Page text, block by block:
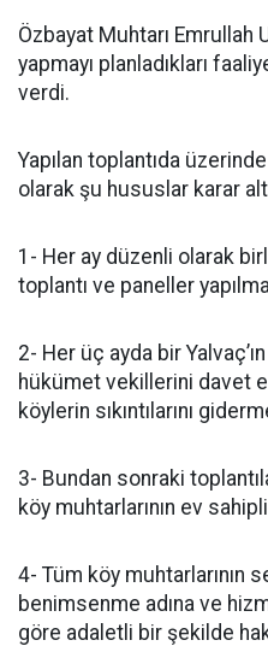
Özbayat Muhtarı Emrullah
yapmayı planladıkları
verdi.
Yapılan toplantıda
olarak şu hususlar karar
1- Her ay düzenli olarak
toplantı ve paneller
2- Her üç ayda bir
hükümet vekillerini davet
köylerin sıkıntılarını
3- Bundan sonraki
köy muhtarlarının ev
4- Tüm köy muhtarlarının
benimsenme adına ve
göre adaletli bir şekilde